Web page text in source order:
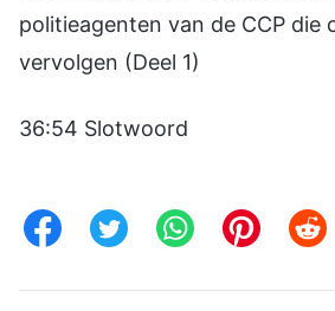
politieagenten van de CCP die
vervolgen (Deel 1)
36:54 Slotwoord